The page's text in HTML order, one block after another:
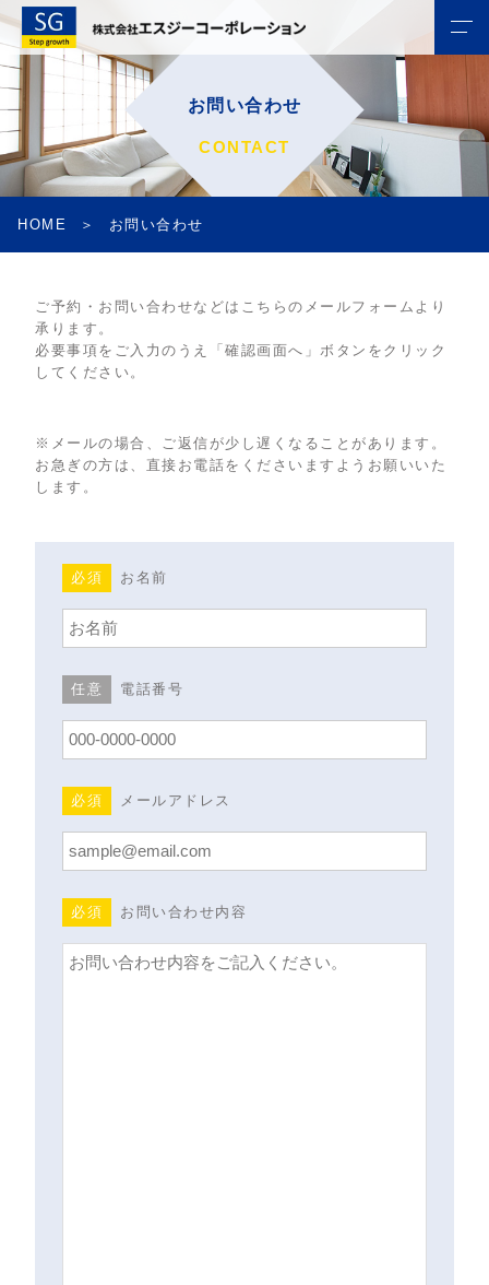
お問い合わせ
CONTACT
HOME お問い合わせ
ご予約・お問い合わせなどはこちらのメールフォームより
承ります。
必要事項をご入力のうえ「確認画面へ」ボタンをクリック
してください。
※メールの場合、ご返信が少し遅くなることがあります。
お急ぎの方は、直接お電話をくださいますようお願いいた
します。
必須 お名前
任意 電話番号
必須 メールアドレス
必須 お問い合わせ内容